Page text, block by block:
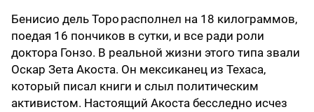
Бенисио дель Торо располнел на 18 килограммов,
поедая 16 пончиков в сутки, и все ради роли
доктора Гонзо. В реальной жизни этого типа звали
Оскар Зета Акоста. Он мексиканец из Техаса,
который писал книги и слыл политическим
активистом. Настоящий Акоста бесследно исчез